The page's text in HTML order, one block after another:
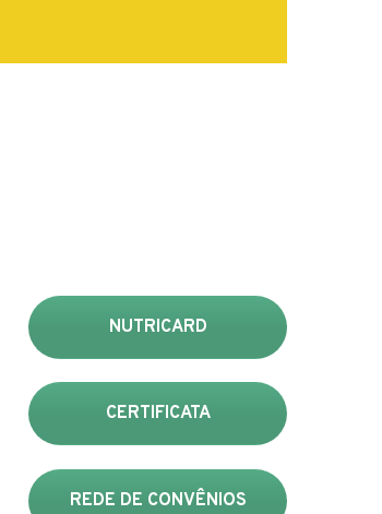
NUTRICARD
CERTIFICATA
REDE DE CONVÊNIOS